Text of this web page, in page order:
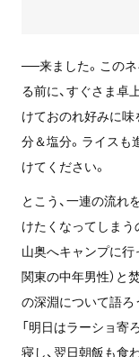
──来ました。この
る前に、すぐさま卓
けておのれ好みに
分＆塩分。ライスも
けてください。
とこう、一連の流れ
けたくなってしまう
山奥へキャンプに行
関東の中年男性）と
の深淵について語ろ
「明日はラーショ寄
寝し、翌日朝飯も食